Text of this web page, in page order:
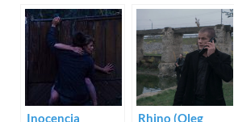
Inocencia
Rhino (Oleg